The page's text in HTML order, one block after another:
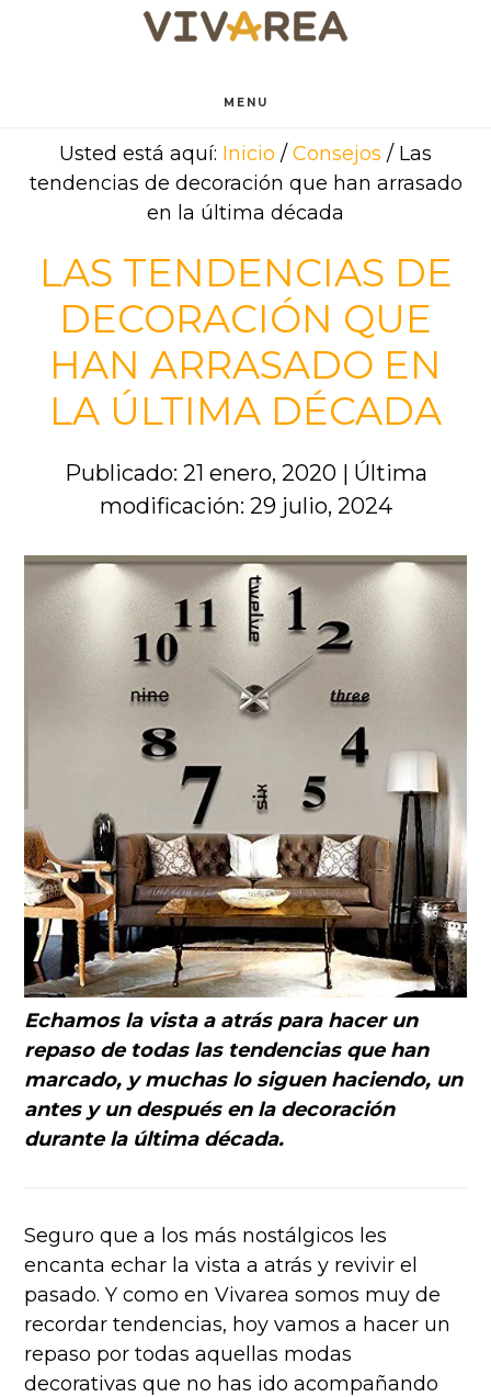
MENU
Usted está aquí: Inicio / Consejos / Las
tendencias de decoración que han arrasado
en la última década
LAS TENDENCIAS DE
DECORACIÓN QUE
HAN ARRASADO EN
LA ÚLTIMA DÉCADA
Publicado: 21 enero, 2020| Última
modificación: 29 julio, 2024
Echamos la vista a atrás para hacer un
repaso de todas las tendencias que han
marcado, y muchas lo siguen haciendo, un
antes y un después en la decoración
durante la última década.
Seguro que a los más nostálgicos les
encanta echar la vista a atrás y revivir el
pasado. Y como en Vivarea somos muy de
recordar tendencias, hoy vamos a hacer un
repaso por todas aquellas modas
decorativas que no has ido acompañando